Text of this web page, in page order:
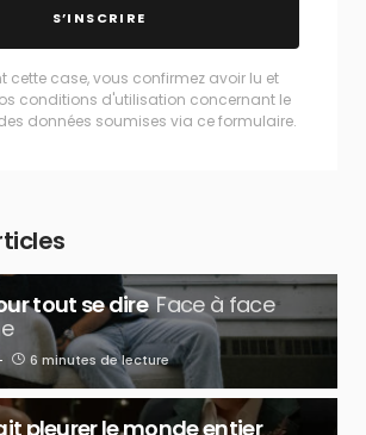
S’INSCRIRE
cette case, vous confirmez avoir lu et
conditions d'utilisation concernant le
données soumises via ce formulaire.
tout se dire Face à face
6 minutes de lecture
pleurer le monde entier